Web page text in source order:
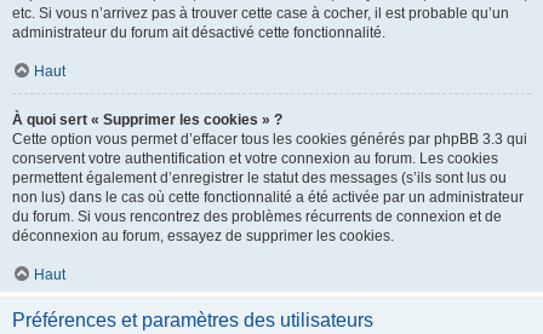
etc. Si vous n’arrivez pas à trouver cette case à cocher, il est probable qu’un
administrateur du forum ait désactivé cette fonctionnalité.
Haut
À quoi sert « Supprimer les cookies » ?
Cette option vous permet d’effacer tous les cookies générés par phpBB 3.3 qui
conservent votre authentification et votre connexion au forum. Les cookies
permettent également d’enregistrer le statut des messages (s’ils sont lus ou
non lus) dans le cas où cette fonctionnalité a été activée par un administrateur
du forum. Si vous rencontrez des problèmes récurrents de connexion et de
déconnexion au forum, essayez de supprimer les cookies.
Haut
Préférences et paramètres des utilisateurs